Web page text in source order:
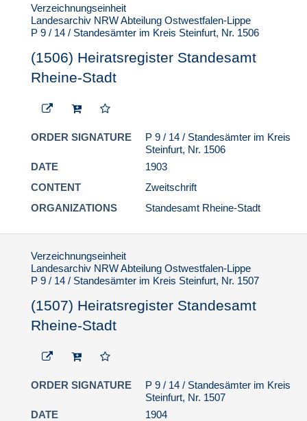
Verzeichnungseinheit
Landesarchiv NRW Abteilung Ostwestfalen-Lippe
P 9 / 14 / Standesämter im Kreis Steinfurt, Nr. 1506
(1506) Heiratsregister Standesamt
Rheine-Stadt
ORDER SIGNATURE
P 9 / 14 / Standesämter im Kreis
Steinfurt, Nr. 1506
DATE
1903
CONTENT
Zweitschrift
ORGANIZATIONS
Standesamt Rheine-Stadt
Verzeichnungseinheit
Landesarchiv NRW Abteilung Ostwestfalen-Lippe
P 9 / 14 / Standesämter im Kreis Steinfurt, Nr. 1507
(1507) Heiratsregister Standesamt
Rheine-Stadt
ORDER SIGNATURE
P 9 / 14 / Standesämter im Kreis
Steinfurt, Nr. 1507
DATE
1904